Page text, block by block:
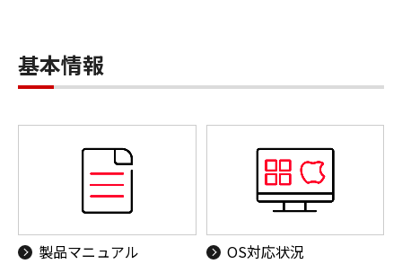
基本情報
製品マニュアル OS対応状況